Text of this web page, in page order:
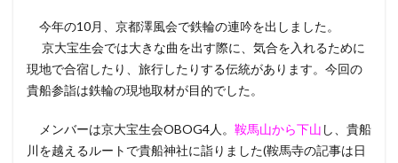
今年の10月、京都澤風会で鉄輪の連吟を出しました。
京大宝生会では大きな曲を出す際に、気合を入れるために
現地で合宿したり、旅行したりする伝統があります。今回の
貴船参詣は鉄輪の現地取材が目的でした。
メンバーは京大宝生会OBOG4人。 鞍馬山から下山 し、貴船
川を越えるルートで貴船神社に詣りました(鞍馬寺の記事は日